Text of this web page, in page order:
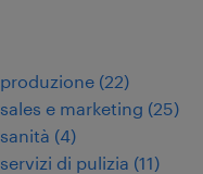
produzione (22)
sales e marketing (25)
sanità (4)
servizi di pulizia (11)